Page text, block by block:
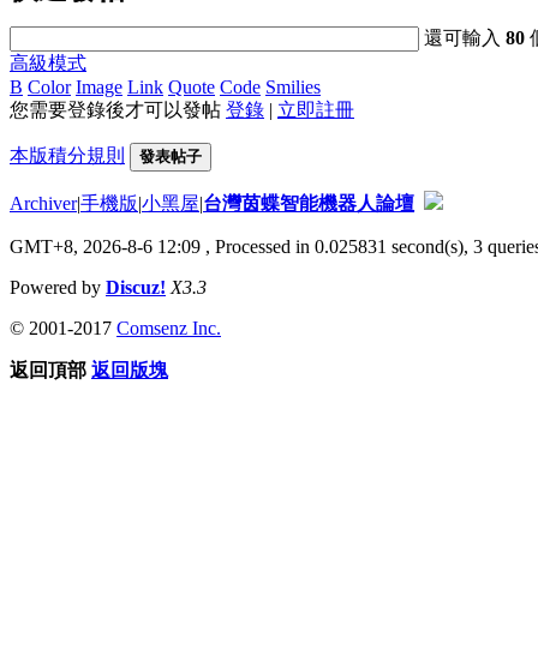
還可輸入80
高級模式
B Color Image Link Quote Code Smilies
您需要登錄後才可以發帖 登錄 | 立即註冊
本版積分規則 發表帖子
Archiver|手機版|小黑屋|台灣茵蝶智能機器人論壇
GMT+8, 2026-8-6 12:09 , Processed in 0.025831 second(s), 3
Powered by Discuz! X3.3
© 2001-2017 Comsenz Inc.
返回頂部 返回版塊